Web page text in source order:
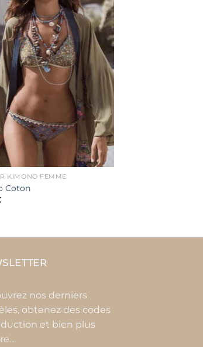
Ajouter
à la liste
de
souhaits
KIMONO FEMME
Coton
nos derniers
obtenez des codes
et bien plus